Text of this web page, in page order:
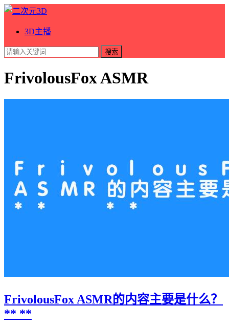
3D主播
搜索
FrivolousFox ASMR
FrivolousFox ASMR的内容主要是什么？
** **